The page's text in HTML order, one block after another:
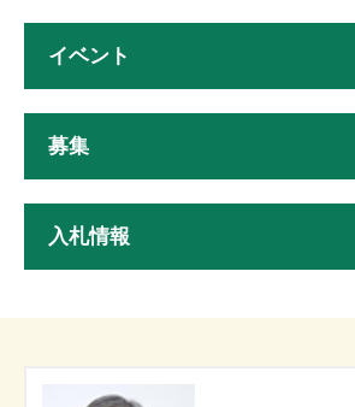
イベント
募集
入札情報